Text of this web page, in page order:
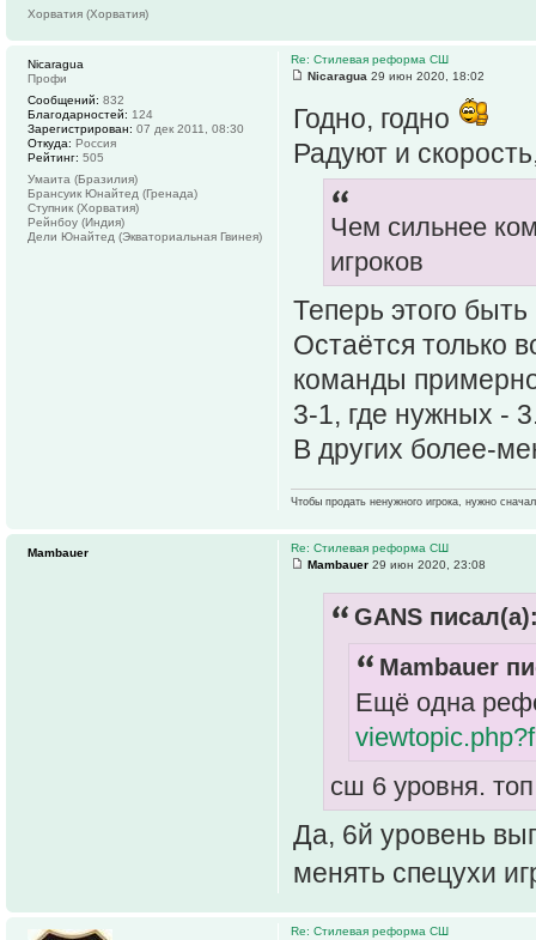
Хорватия (Хорватия)
Re: Стилевая реформа СШ
Nicaragua 29 июн 2020, 18:02
Годно, годно
Радуют и
Чем сильнее
игроков
Теперь этого
Остаётся только
команды
3-1, где нужных -
В других более-
Чтобы продать ненужного игрока, нужно
Nicaragua
Профи
Сообщений: 832
Благодарностей: 124
Зарегистрирован: 07 дек 2011, 08:30
Откуда: Россия
Рейтинг: 505
Умаита (Бразилия)
Брансуик Юнайтед (Гренада)
Ступник (Хорватия)
Рейнбоу (Индия)
Дели Юнайтед (Экваториальная Гвинея)
Re: Стилевая реформа СШ
Mambauer 29 июн 2020, 23:08
GANS
Mambauer
Ещё одна
сш 6 уровня.
Да, 6й уровень
менять спецухи
Mambauer
Re: Стилевая реформа СШ